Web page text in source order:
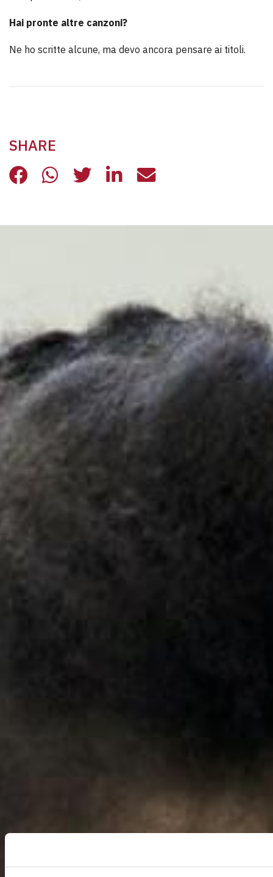
Hai pronte altre canzoni?
Ne ho scritte alcune, ma devo ancora pensare ai titoli.
SHARE
NELLA TRAP DI LAMINE LA VITA
NELLA TRAP DI LAMINE LA
NELLA TRAP DI LAMINE
NELLA TRAP DI
NELLA TRAP DI